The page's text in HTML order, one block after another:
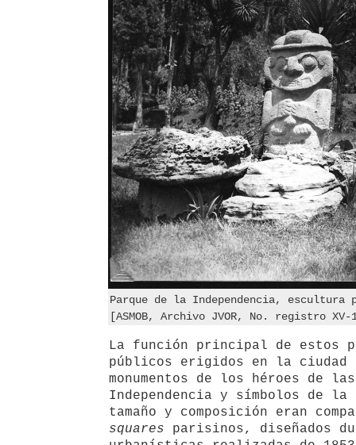
Parque de la Independencia, escultura
[ASMOB, Archivo JVOR, No. registro XV-
La función principal de estos
públicos erigidos en la ciudad
monumentos de los héroes de
Independencia y símbolos de
tamaño y composición eran
squares parisinos, diseñados